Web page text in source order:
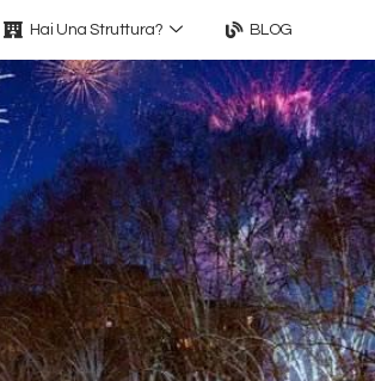
Hai Una Struttura? BLOG